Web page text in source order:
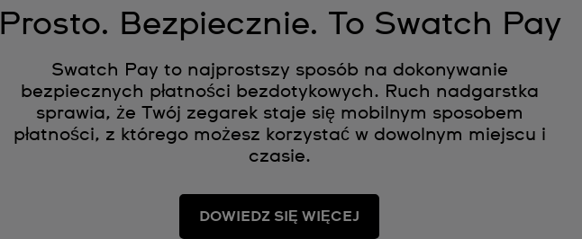
Prosto. Bezpiecznie. To Swatch Pay
Swatch Pay to najprostszy sposób na dokonywanie
bezpiecznych płatności bezdotykowych. Ruch nadgarstka
sprawia, że Twój zegarek staje się mobilnym sposobem
płatności, z którego możesz korzystać w dowolnym miejscu i
czasie.
DOWIEDZ SIĘ WIĘCEJ